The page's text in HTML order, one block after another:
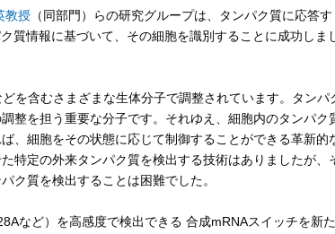
教授（同部門）らの研究グループは、タンパク質に応答す
質情報に基づいて、その細胞を識別することに成功しま
を含むさまざまな生体分子で調整されています。タンパ
整を担う重要な分子です。それゆえ、細胞内のタンパク
、細胞をその状態に応じて制御することができる革新的
特定の外来タンパク質を検出する技術はありましたが、
ク質を検出することは困難でした。
など）を高感度で検出できる 合成mRNAスイッチを新た